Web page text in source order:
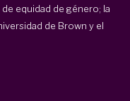
equidad de género; la
de Brown y el